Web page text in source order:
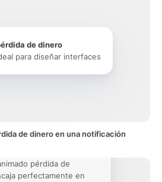
de dinero
para diseñar interfaces
de dinero en una notificación
pérdida de
perfectamente en